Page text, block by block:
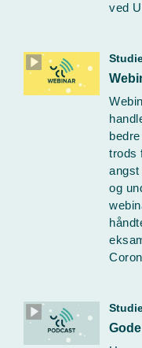
ved
trods
angst
og